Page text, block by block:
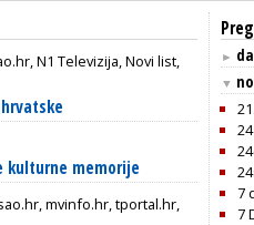
N1 Televizija, Novi list,
kulturne memorije
mvinfo.hr, tportal.hr,
►
▼
7
7